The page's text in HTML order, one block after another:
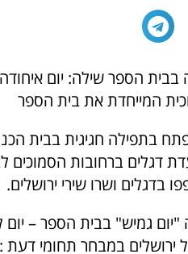
הספר שילה: יום
המייחדת את בית הספר
בתפילה חגיגית בבית
דגלים ברחובות הסמוכים
בדגלים ושרו שירי ירושלים.
"יום גמיש" בבית הספר –
על ירושלים במבחר תחומי